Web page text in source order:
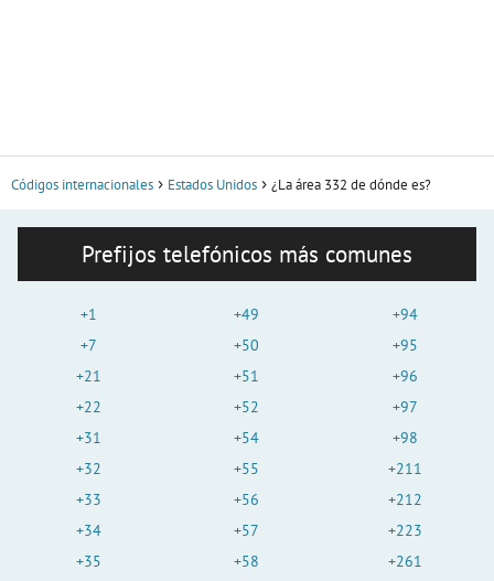
Códigos internacionales Estados Unidos ¿La área 332 de dónde es?
Prefijos telefónicos más comunes
+1
+7
+21
+22
+31
+32
+33
+34
+35
+49
+50
+51
+52
+54
+55
+56
+57
+58
+94
+95
+96
+97
+98
+211
+212
+223
+261